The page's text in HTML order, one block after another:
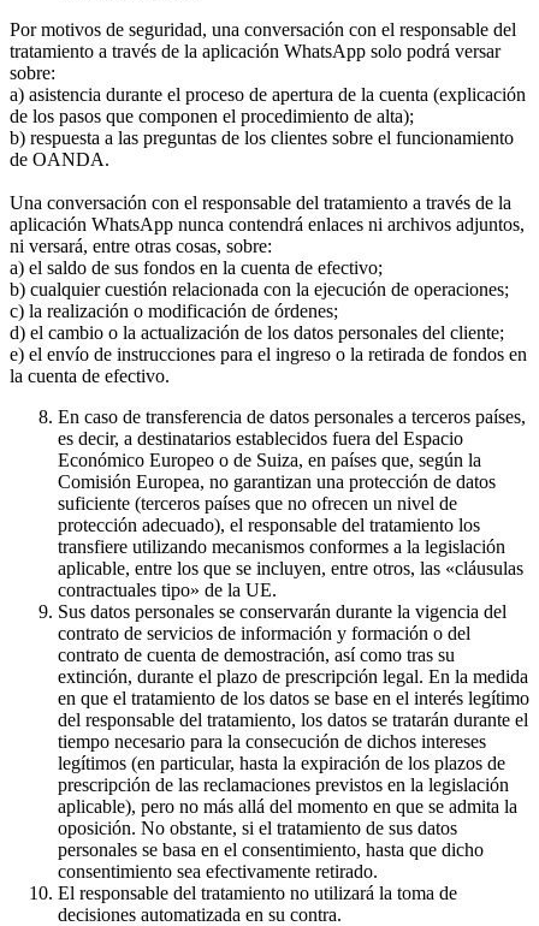
Por motivos de seguridad, una conversación con el responsable del
tratamiento a través de la aplicación WhatsApp solo podrá versar
sobre:
a) asistencia durante el proceso de apertura de la cuenta (explicación
de los pasos que componen el procedimiento de alta);
b) respuesta a las preguntas de los clientes sobre el funcionamiento
de OANDA.
Una conversación con el responsable del tratamiento a través de la
aplicación WhatsApp nunca contendrá enlaces ni archivos adjuntos,
ni versará, entre otras cosas, sobre:
a) el saldo de sus fondos en la cuenta de efectivo;
b) cualquier cuestión relacionada con la ejecución de operaciones;
c) la realización o modificación de órdenes;
d) el cambio o la actualización de los datos personales del cliente;
e) el envío de instrucciones para el ingreso o la retirada de fondos en
la cuenta de efectivo.
En caso de transferencia de datos personales a terceros países,
es decir, a destinatarios establecidos fuera del Espacio
Económico Europeo o de Suiza, en países que, según la
Comisión Europea, no garantizan una protección de datos
suficiente (terceros países que no ofrecen un nivel de
protección adecuado), el responsable del tratamiento los
transfiere utilizando mecanismos conformes a la legislación
aplicable, entre los que se incluyen, entre otros, las «cláusulas
contractuales tipo» de la UE.
Sus datos personales se conservarán durante la vigencia del
contrato de servicios de información y formación o del
contrato de cuenta de demostración, así como tras su
extinción, durante el plazo de prescripción legal. En la medida
en que el tratamiento de los datos se base en el interés legítimo
del responsable del tratamiento, los datos se tratarán durante el
tiempo necesario para la consecución de dichos intereses
legítimos (en particular, hasta la expiración de los plazos de
prescripción de las reclamaciones previstos en la legislación
aplicable), pero no más allá del momento en que se admita la
oposición. No obstante, si el tratamiento de sus datos
personales se basa en el consentimiento, hasta que dicho
consentimiento sea efectivamente retirado.
El responsable del tratamiento no utilizará la toma de
decisiones automatizada en su contra.